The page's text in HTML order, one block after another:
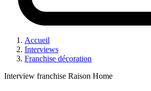
Accueil
Interviews
Franchise décoration
Interview franchise Raison Home